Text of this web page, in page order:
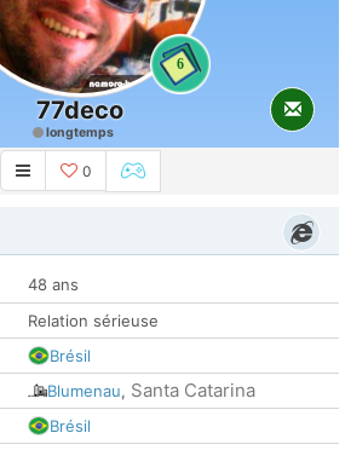
6
77deco
longtemps
0
48 ans
Relation sérieuse
Brésil
Blumenau, Santa Catarina
Brésil